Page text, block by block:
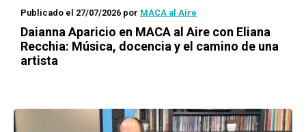
Publicado el 27/07/2026 por MACA al Aire
Daianna Aparicio en MACA al Aire con Eliana
Recchia: Música, docencia y el camino de una
artista